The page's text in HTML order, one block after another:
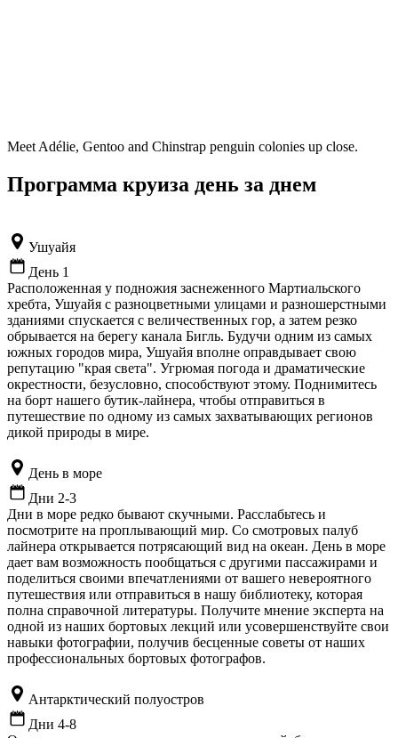
Meet Adélie, Gentoo and Chinstrap penguin colonies up close.
Программа круиза день за днем
Ушуайя
День 1
Расположенная у подножия заснеженного Мартиальского
хребта, Ушуайя с разноцветными улицами и разношерстными
зданиями спускается с величественных гор, а затем резко
обрывается на берегу канала Бигль. Будучи одним из самых
южных городов мира, Ушуайя вполне оправдывает свою
репутацию "края света". Угрюмая погода и драматические
окрестности, безусловно, способствуют этому. Поднимитесь
на борт нашего бутик-лайнера, чтобы отправиться в
путешествие по одному из самых захватывающих регионов
дикой природы в мире.
День в море
Дни 2-3
Дни в море редко бывают скучными. Расслабьтесь и
посмотрите на проплывающий мир. Со смотровых палуб
лайнера открывается потрясающий вид на океан. День в море
дает вам возможность пообщаться с другими пассажирами и
поделиться своими впечатлениями от вашего невероятного
путешествия или отправиться в нашу библиотеку, которая
полна справочной литературы. Получите мнение эксперта на
одной из наших бортовых лекций или усовершенствуйте свои
навыки фотографии, получив бесценные советы от наших
профессиональных бортовых фотографов.
Антарктический полуостров
Дни 4-8